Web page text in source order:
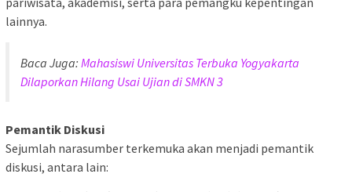
lainnya.
Baca Juga: Mahasiswi Universitas Terbuka Yogyakarta
Dilaporkan Hilang Usai Ujian di SMKN 3
Pemantik Diskusi
Sejumlah narasumber terkemuka akan menjadi pemantik
diskusi, antara lain: